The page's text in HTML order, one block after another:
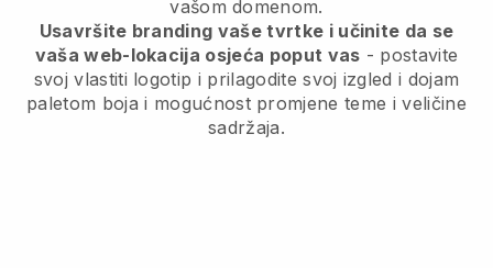
vašom domenom.
Usavršite branding vaše tvrtke i učinite da se
vaša web-lokacija osjeća poput vas - postavite
svoj vlastiti logotip i prilagodite svoj izgled i dojam
paletom boja i mogućnost promjene teme i veličine
sadržaja.